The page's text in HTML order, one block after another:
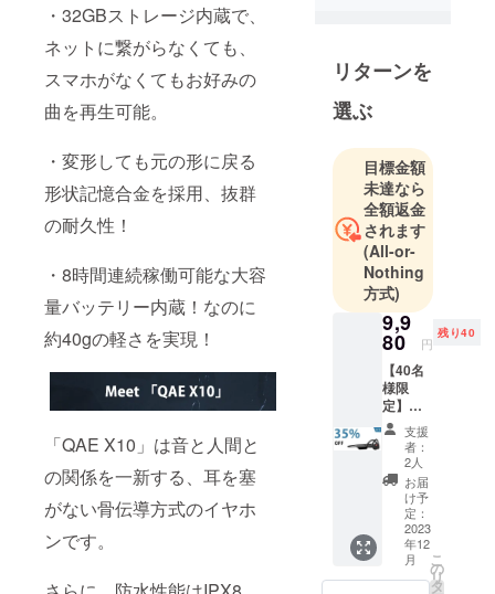
・32GBストレージ内蔵で、
ネットに繋がらなくても、
スマホがなくてもお好みの
曲を再生可能。
・変形しても元の形に戻る
形状記憶合金を採用、抜群
の耐久性！
・8時間連続稼働可能な大容
量バッテリー内蔵！なのに
約40gの軽さを実現！
「QAE X10」は音と人間と
の関係を一新する、耳を塞
がない骨伝導方式のイヤホ
ンです。
業を中心と
した商社で
す。日本＆
製品をお互
いに紹介・
販売するこ
とで、皆に
より良い生
活をもたら
すのは我々
の長久の目
標です。
弊社の主な
製品範囲
は：電子製
品（スマホ
ピーカーと
か）、電気
製品（ヒー
リターンを
選ぶ
目標金額
未達なら
全額返金
されます
(All-or-
Nothing
方式)
9,9
80 円
残り40
【40名
様限
定】超
超超早
割
35％OF
F！
「QAE
X10」
×1 一般
販売予
定価
格：
支援
者：
2人
お届
け予
定：
2023
年12
月
こ
の
リ
タ